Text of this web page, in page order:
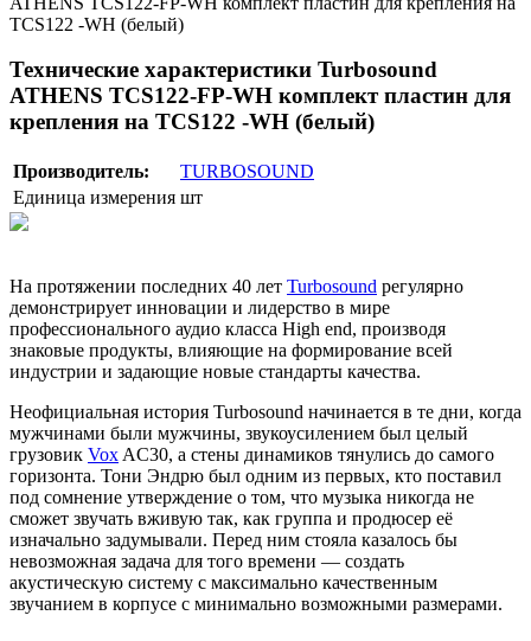
TCS122 -WH (белый)
Технические характеристики Turbosound
ATHENS TCS122-FP-WH комплект пластин для
крепления на TCS122 -WH (белый)
Производитель:
TURBOSOUND
Единица измерения шт
На протяжении последних 40 лет Turbosound регулярно
демонстрирует инновации и лидерство в мире
профессионального аудио класса High end, производя
знаковые продукты, влияющие на формирование всей
индустрии и задающие новые стандарты качества.
Неофициальная история Turbosound начинается в те дни, когда
мужчинами были мужчины, звукоусилением был целый
грузовик Vox AC30, а стены динамиков тянулись до самого
горизонта. Тони Эндрю был одним из первых, кто поставил
под сомнение утверждение о том, что музыка никогда не
сможет звучать вживую так, как группа и продюсер её
изначально задумывали. Перед ним стояла казалось бы
невозможная задача для того времени — создать
акустическую систему с максимально качественным
звучанием в корпусе с минимально возможными размерами.